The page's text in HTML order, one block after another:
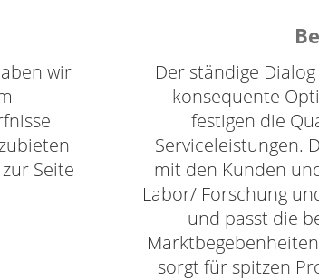
wir
Seite
Der ständige
konsequente
festigen die
Serviceleistungen.
mit den Kunden
Labor/ Forschung
und passt die
sorgt für spitzen